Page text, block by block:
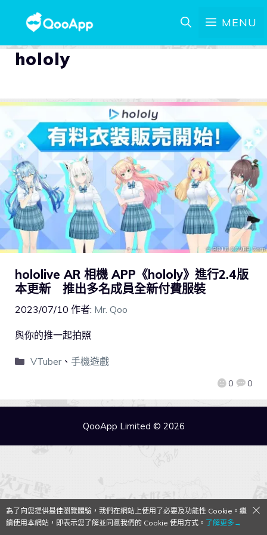
MENU
hololy
hololive AR 相機 APP《hololy》進行2.4版
本更新 推出多名成員全新付費服裝
2023/07/10 作者: Mr. Qoo
0 0
與你的推一起拍照
VTuber、 手機遊戲
QooApp Limited © 2026
為了向您提供最佳瀏覽體驗，我們在網站上使用了必要及功能性 Cookie。繼
續使用本網站，即表示您了解並同意我們的 Cookie 使用方式。 了解更多→